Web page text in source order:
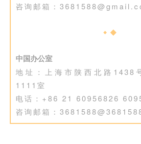
咨询邮箱：
中国办公室
地址：上海市陕西北路1438
1111室
电话：+86 21 60956826
咨询邮箱：